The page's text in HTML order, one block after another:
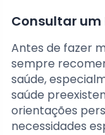
Consultar um
Antes de fazer
sempre
saúde,
saúde
orientações
necessidades